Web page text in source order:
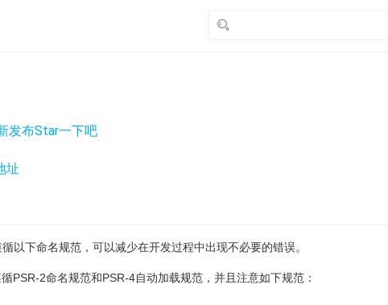
发布Star一下吧
址
以下命名规范，可以减少在开发过程中出现不必要的错误。
PSR-2命名规范和PSR-4自动加载规范，并且注意如下规范：